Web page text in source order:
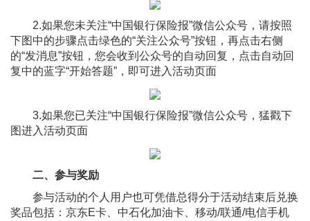
2.如果您未关注“中国银行保险报”微信公众号，请按照
下图中的步骤点击绿色的“关注公众号”按钮，再点击右侧
的“发消息”按钮，您会收到公众号的自动回复，点击自动回
复中的蓝字“开始答题”，即可进入活动页面
3.如果您已关注“中国银行保险报”微信公众号，猛戳下
图进入活动页面
二、 参与奖励
参与活动的个人用户也可凭借总得分于活动结束后兑换
奖品包括：京东E卡、中石化加油卡、移动/联通/电信手机